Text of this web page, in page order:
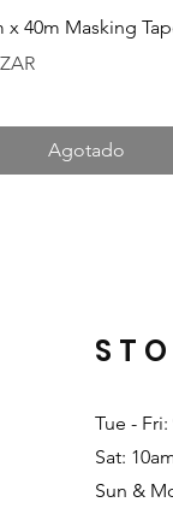
Vista rápida
x 40m Masking
Agotado
Tue -
Sat:
Sun &